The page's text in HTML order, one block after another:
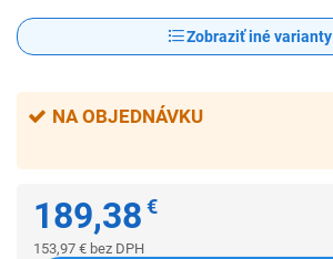
Zobraziť iné varianty
NA OBJEDNÁVKU
189,38 €
153,97 € bez DPH